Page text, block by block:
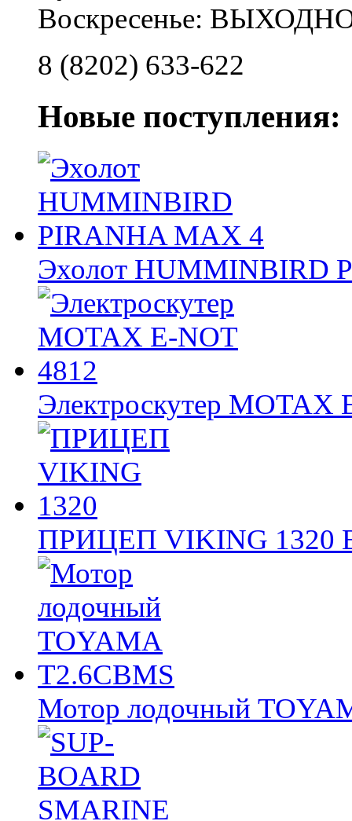
Воскресенье:
8 (8202) 633-622
Новые поступления:
Эхолот HUMMINBIRD
Электроскутер
ПРИЦЕП VIKING
Мотор лодочный